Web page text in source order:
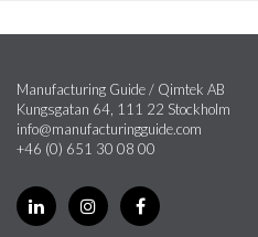
Manufacturing Guide / Qimtek AB
Kungsgatan 64, 111 22 Stockholm
info@manufacturingguide.com
+46 (0) 651 30 08 00